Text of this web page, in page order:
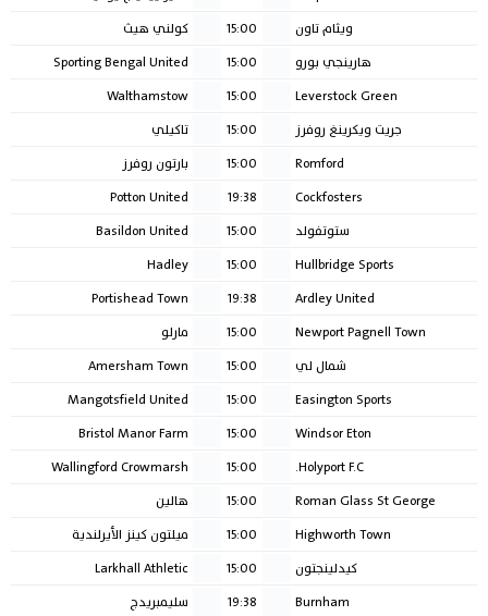
ويثام تاون
15:00
كولني هيث
هارينجي بورو
15:00
Sporting Bengal United
Leverstock Green
15:00
Walthamstow
جريت ويكرينغ روفرز
15:00
تاكيلي
Romford
15:00
بارتون روفرز
Cockfosters
19:38
Potton United
ستوتفولد
15:00
Basildon United
Hullbridge Sports
15:00
Hadley
Ardley United
19:38
Portishead Town
Newport Pagnell Town
15:00
مارلو
شمال لي
15:00
Amersham Town
Easington Sports
15:00
Mangotsfield United
Windsor Eton
15:00
Bristol Manor Farm
Holyport F.C.
15:00
Wallingford Crowmarsh
Roman Glass St George
15:00
هالين
Highworth Town
15:00
ميلتون كينز الأيرلندية
كيدلينجتون
15:00
Larkhall Athletic
Burnham
19:38
سليمبريدج